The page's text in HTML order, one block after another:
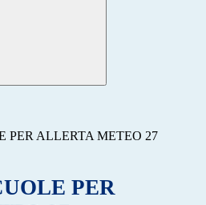
PER ALLERTA METEO 27
PER